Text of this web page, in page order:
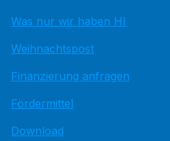
Was nur wir haben HI
Weihnachtspost
Finanzierung anfragen
Fördermittel
Download